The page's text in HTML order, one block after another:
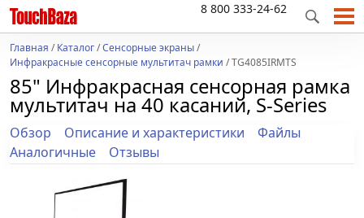
8 800 333-24-62
Главная /Каталог/Сенсорные экраны/
Инфракрасные сенсорные мультитач рамки / TG4085IRMTS
85" Инфракрасная сенсорная рамка
мультитач на 40 касаний, S-Series
Обзор Описание и характеристики
Файлы
Аналогичные
Отзывы